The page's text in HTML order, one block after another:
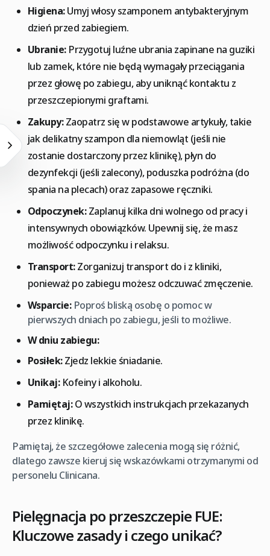
Higiena:Umyj włosy szamponem antybakteryjnym
dzień przed zabiegiem.
Ubranie:Przygotuj luźne ubrania zapinane na guziki
lub zamek, które nie będą wymagały przeciągania
przez głowę po zabiegu, aby uniknąć kontaktu z
przeszczepionymi graftami.
Zakupy:Zaopatrz się w podstawowe artykuły, takie
jak delikatny szampon dla niemowląt (jeśli nie
zostanie dostarczony przez klinikę), płyn do
dezynfekcji (jeśli zalecony), poduszka podróżna (do
spania na plecach) oraz zapasowe ręczniki.
Odpoczynek:Zaplanuj kilka dni wolnego od pracy i
intensywnych obowiązków. Upewnij się, że masz
możliwość odpoczynku i relaksu.
Transport:Zorganizuj transport do i z kliniki,
ponieważ po zabiegu możesz odczuwać zmęczenie.
Wsparcie:Poproś bliską osobę o pomoc w
pierwszych dniach po zabiegu, jeśli to możliwe.
W dniu zabiegu:
Posiłek:Zjedz lekkie śniadanie.
Unikaj:Kofeiny i alkoholu.
Pamiętaj:O wszystkich instrukcjach przekazanych
przez klinikę.
Pamiętaj, że szczegółowe zalecenia mogą się różnić,
dlatego zawsze kieruj się wskazówkami otrzymanymi od
personelu Clinicana.
Pielęgnacja po przeszczepie FUE:
Kluczowe zasady i czego unikać?